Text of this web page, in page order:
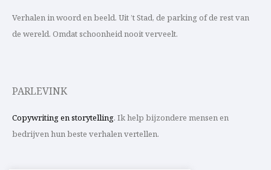
Verhalen in woord en beeld. Uit ’t Stad, de parking of de rest van
de wereld. Omdat schoonheid nooit verveelt.
PARLEVINK
Copywriting en storytelling. Ik help bijzondere mensen en
bedrijven hun beste verhalen vertellen.